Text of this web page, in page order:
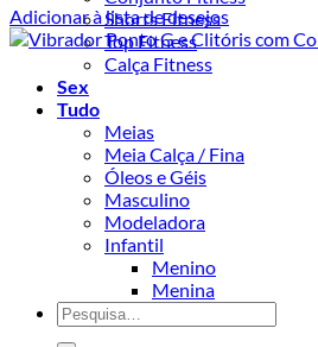
Shorts Fitness
Top Fitness
Calça Fitness
Sex
Tudo
Meias
Meia Calça / Fina
Óleos e Géis
Masculino
Modeladora
Infantil
Menino
Menina
Pesquisar
por:
Adicionar à lista de desejos